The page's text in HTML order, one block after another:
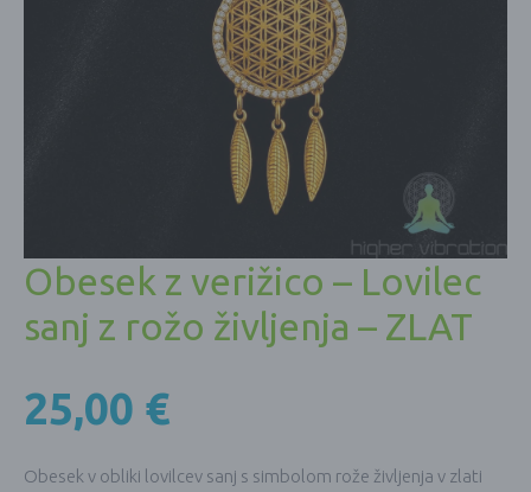
Obesek z verižico – Lovilec
sanj z rožo življenja – ZLAT
25,00 €
Obesek v obliki lovilcev sanj s simbolom rože življenja v zlati